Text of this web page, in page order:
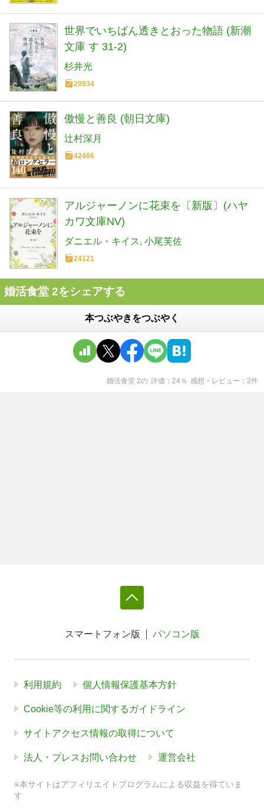
世界でいちばん透きとおった物語 (新潮
文庫 す 31-2)
杉井光
29934
傲慢と善良 (朝日文庫)
辻村深月
42466
アルジャーノンに花束を〔新版〕(ハヤ
カワ文庫NV)
ダニエル・キイス 小尾芙佐
24121
婚活食堂 2をシェアする
本つぶやきをつぶやく
婚活食堂 2の 評価 24％ 感想・レビュー 2件
スマートフォン版 パソコン版
利用規約 個人情報保護基本方針
Cookie等の利用に関するガイドライン
サイトアクセス情報の取得について
法人・プレスお問い合わせ 運営会社
※本サイトはアフィリエイトプログラムによる収益を得ていま
す